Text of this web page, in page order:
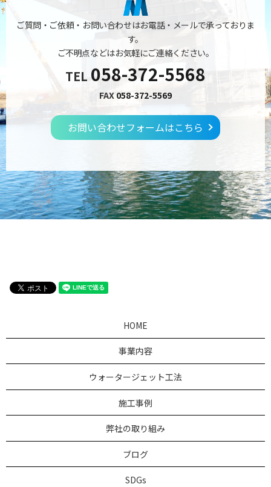
ご質問・ご依頼・お問い合わせはお電話・メールで承っておりま
す。
ご不明点などはお気軽にご連絡ください。
TEL 058-372-5568
FAX 058-372-5569
お問い合わせフォームはこちら
HOME
事業内容
ウォータージェット工法
施工事例
弊社の取り組み
ブログ
SDGs